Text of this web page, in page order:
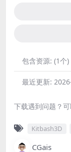
包含资源: (1个)
最近更新:
下载遇到问题？
Kitbash3D
CGais